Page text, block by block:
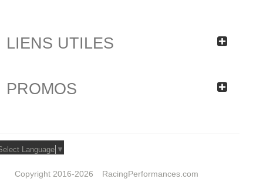
LIENS UTILES
PROMOS
Language ▼
Copyright 2016-2026 RacingPerformances.com